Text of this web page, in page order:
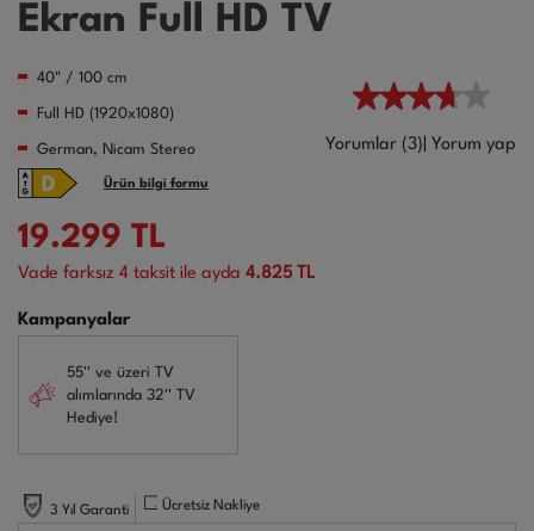
Ekran Full HD TV
40" / 100 cm
Full HD (1920x1080)
German, Nicam Stereo Yorumlar (3) Yorum yap
Ürün bilgi formu
19.299 TL
Vade farksız 4 taksit ile ayda 4.825 TL
Kampanyalar
55'' ve üzeri TV
alımlarında 32'' TV
Hediye!
3 Yıl Garanti Ücretsiz Nakliye